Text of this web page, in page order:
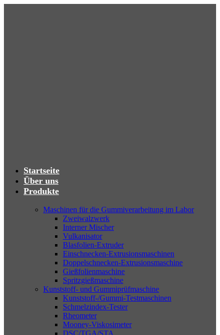
Startseite
Über uns
Produkte
Maschinen für die Gummiverarbeitung im Labor
Zweiwalzwerk
Interner Mischer
Vulkanisator
Blasfolien-Extruder
Einschnecken-Extrusionsmaschinen
Doppelschnecken-Extrusionsmaschine
Gießfolienmaschine
Spritzgießmaschine
Kunststoff- und Gummiprüfmaschine
Kunststoff-/Gummi-Testmaschinen
Schmelzindex-Tester
Rheometer
Mooney-Viskosimeter
DSC/TGA/STA